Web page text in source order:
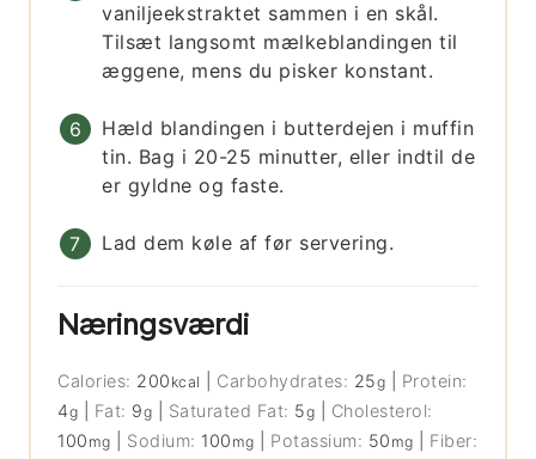
vaniljeekstraktet sammen i en skål.
Tilsæt langsomt mælkeblandingen til
æggene, mens du pisker konstant.
Hæld blandingen i butterdejen i muffin
tin. Bag i 20-25 minutter, eller indtil de
er gyldne og faste.
Lad dem køle af før servering.
Næringsværdi
Calories: 200 kcal Carbohydrates: 25g
Protein:
4g Fat: 9g Saturated Fat: 5g
Cholesterol:
100 mg Sodium: 100 mg Potassium: 50 mg
Fiber: